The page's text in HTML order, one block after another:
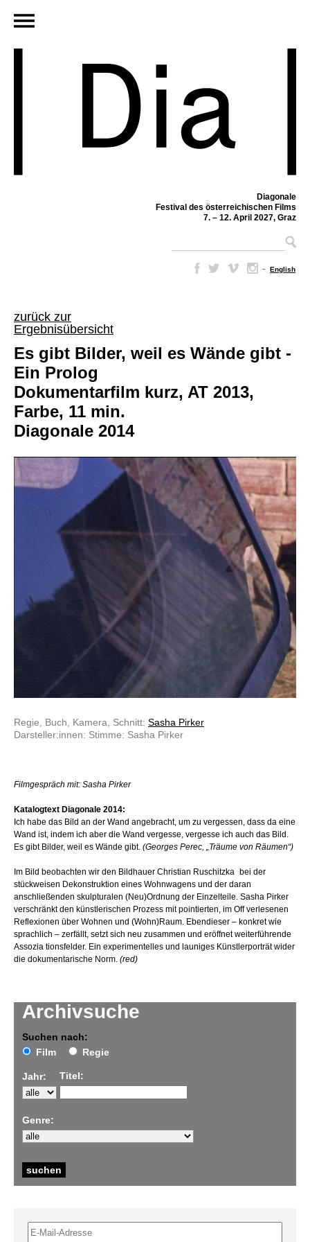
Diagonale
Festival des österreichischen Films
7. – 12. April 2027, Graz
– English
zurück zur
Ergebnisübersicht
Archivsuche
Suchen nach:
Film
Regie
Jahr: Titel:
Genre:
Es gibt Bilder, weil es Wände gibt -
Ein Prolog
Dokumentarfilm kurz, AT 2013,
Farbe, 11 min.
Diagonale 2014
Regie, Buch, Kamera, Schnitt: Sasha Pirker
Darsteller:innen: Stimme: Sasha Pirker
Filmgespräch mit: Sasha Pirker
Katalogtext Diagonale 2014:
Ich habe das Bild an der Wand angebracht, um zu vergessen, dass da eine
Wand ist, indem ich aber die Wand vergesse, vergesse ich auch das Bild.
Es gibt Bilder, weil es Wände gibt. (Georges Perec, „Träume von Räumen“)
Im Bild beobachten wir den Bildhauer Christian Ruschitzka bei der
stückweisen Dekonstruktion eines Wohnwagens und der daran
anschließenden skulpturalen (Neu­)Ordnung der Einzel­teile. Sasha Pirker
verschränkt den künstlerischen Prozess mit pointierten, im Off verlesenen
Reflexionen über Wohnen und (Wohn­)Raum. Ebendieser – konkret wie
sprachlich – zerfällt, setzt sich neu zusammen und eröffnet weiterführende
Assozia­ tionsfelder. Ein experimentelles und launiges Künstlerporträt wider
die dokumentarische Norm. (red)